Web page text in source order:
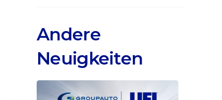
Andere
Neuigkeiten